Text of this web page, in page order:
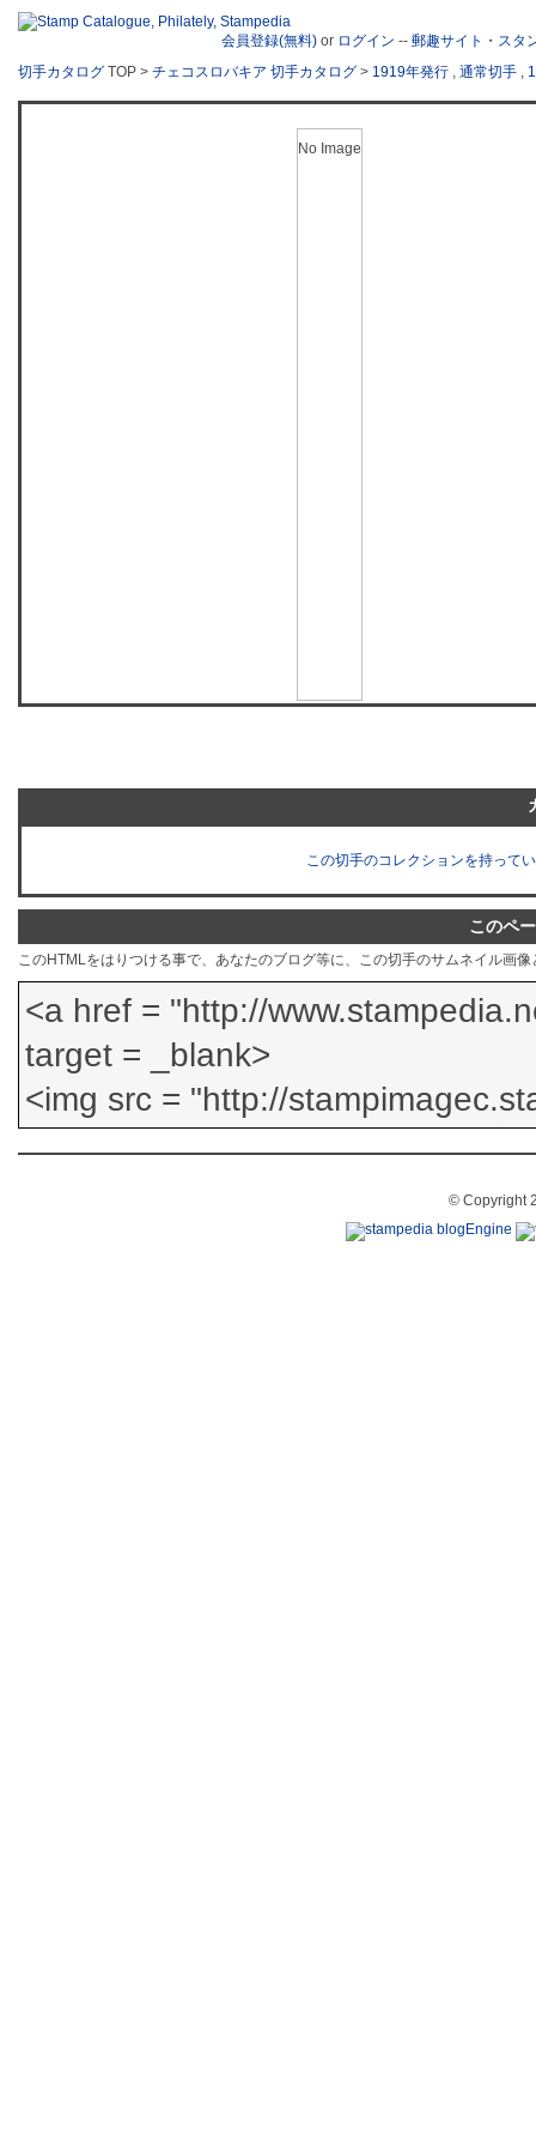
会員登録(無料) or ログイン -- 郵趣サイト・スタ
切手カタログ TOP > チェコスロバキア 切手カタログ > 1919年発行 , 通常切手 ,
No Image
この切手のコレクションを持って
このペ
このHTMLをはりつける事で、あなたのブログ等に、この切手のサムネイル画
© Copyright